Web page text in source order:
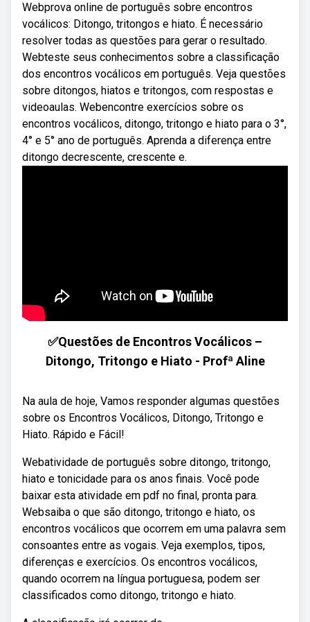
Webprova online de português sobre encontros
vocálicos: Ditongo, tritongos e hiato. É necessário
resolver todas as questões para gerar o resultado.
Webteste seus conhecimentos sobre a classificação
dos encontros vocálicos em português. Veja questões
sobre ditongos, hiatos e tritongos, com respostas e
videoaulas. Webencontre exercícios sobre os
encontros vocálicos, ditongo, tritongo e hiato para o 3°,
4° e 5° ano de português. Aprenda a diferença entre
ditongo decrescente, crescente e.
✅Questões de Encontros Vocálicos –
Ditongo, Tritongo e Hiato - Profª Aline
Na aula de hoje, Vamos responder algumas questões
sobre os Encontros Vocálicos, Ditongo, Tritongo e
Hiato. Rápido e Fácil!
Webatividade de português sobre ditongo, tritongo,
hiato e tonicidade para os anos finais. Você pode
baixar esta atividade em pdf no final, pronta para.
Websaiba o que são ditongo, tritongo e hiato, os
encontros vocálicos que ocorrem em uma palavra sem
consoantes entre as vogais. Veja exemplos, tipos,
diferenças e exercícios. Os encontros vocálicos,
quando ocorrem na língua portuguesa, podem ser
classificados como ditongo, tritongo e hiato.